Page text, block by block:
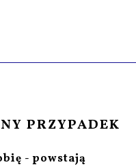
PRZYPADEK
- powstają